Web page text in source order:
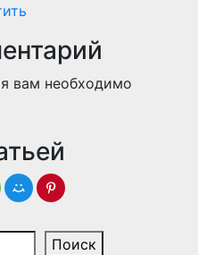
вам необходимо
Поиск